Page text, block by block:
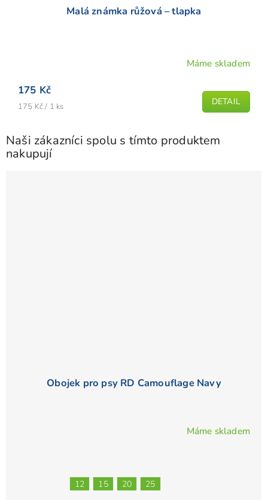
Malá známka růžová – tlapka
produktu
je
5
hvězdiček.
Máme skladem
175 Kč
Měrná
175 Kč / 1 ks DETAIL
Naši zákazníci spolu s tímto produktem
nakupují
Obojek pro psy RD Camouflage Navy
Máme skladem
12 15 20 25